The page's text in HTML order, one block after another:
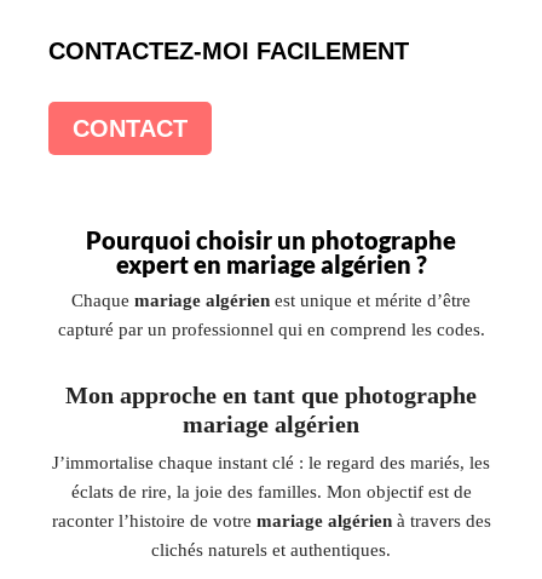
CONTACTEZ-MOI FACILEMENT
CONTACT
Pourquoi choisir un photographe
expert en mariage algérien ?
Chaque mariage algérien est unique et mérite d’être
capturé par un professionnel qui en comprend les codes.
Mon approche en tant que photographe
mariage algérien
J’immortalise chaque instant clé : le regard des mariés, les
éclats de rire, la joie des familles. Mon objectif est de
raconter l’histoire de votre mariage algérienà travers des
clichés naturels et authentiques.